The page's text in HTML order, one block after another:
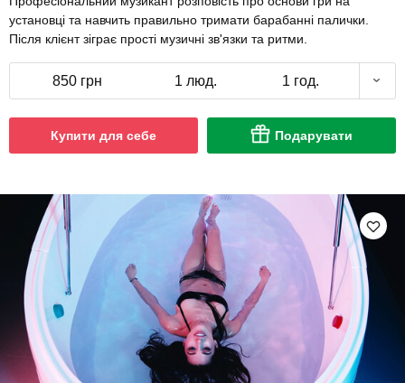
установці та навчить правильно тримати барабанні палички.
Після клієнт зіграє прості музичні зв'язки та ритми.
850 грн 1 люд. 1 год.
Купити для себе Подарувати